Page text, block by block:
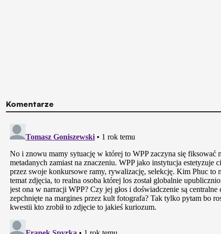
Komentarze